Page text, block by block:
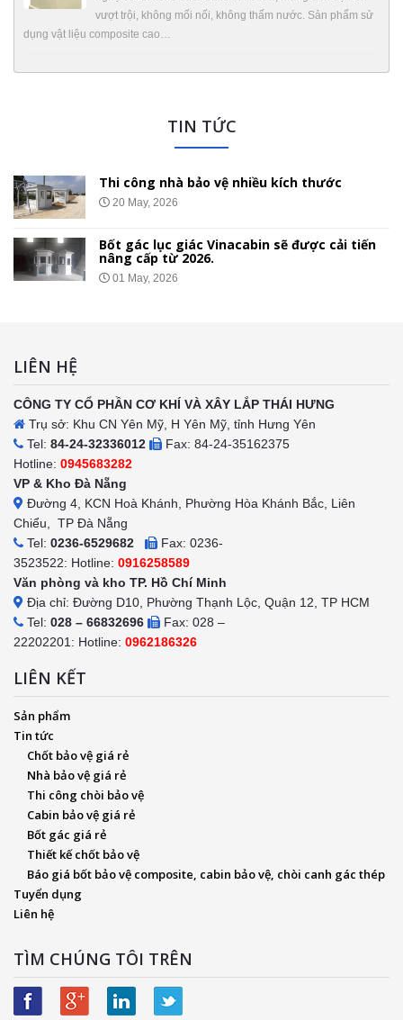
vượt trội, không mối nối, không thấm nước. Sản phẩm sử
dụng vật liệu composite cao…
TIN TỨC
Thi công nhà bảo vệ nhiều kích thước
20 May, 2026
Bốt gác lục giác Vinacabin sẽ được cải tiến
nâng cấp từ 2026.
01 May, 2026
LIÊN HỆ
CÔNG TY CỔ PHẦN CƠ KHÍ VÀ XÂY LẮP THÁI HƯNG
Trụ sở: Khu CN Yên Mỹ, H Yên Mỹ, tỉnh Hưng Yên
Tel: 84-24-32336012
Fax: 84-24-35162375
Hotline: 0945683282
VP & Kho Đà Nẵng
Đường 4, KCN Hoà Khánh, Phường Hòa Khánh Bắc, Liên
Chiểu, TP Đà Nẵng
Tel: 0236-6529682
Fax: 0236-
3523522: Hotline: 0916258589
Văn phòng và kho TP. Hồ Chí Minh
Địa chỉ: Đường D10, Phường Thạnh Lộc, Quận 12, TP HCM
Tel: 028 – 66832696
Fax: 028 –
22202201: Hotline: 0962186326
LIÊN KẾT
Sản phẩm
Tin tức
Chốt bảo vệ giá rẻ
Nhà bảo vệ giá rẻ
Thi công chòi bảo vệ
Cabin bảo vệ giá rẻ
Bốt gác giá rẻ
Thiết kế chốt bảo vệ
Báo giá bốt bảo vệ composite, cabin bảo vệ, chòi canh gác thép
Tuyển dụng
Liên hệ
TÌM CHÚNG TÔI TRÊN